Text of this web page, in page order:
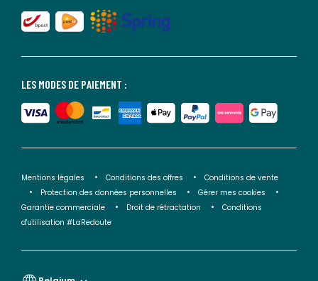
LES MODES DE PAIEMENT :
Mentions légales Conditions des offres
Conditions de vente
Protection des données personnelles
Gérer mes cookies
Garantie commerciale
Droit de rétractation
Conditions
d'utilisation #LaRedoute